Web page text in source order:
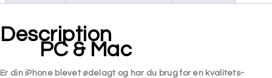
PC & Mac
Description
Er din iPhone blevet ødelagt og har du brug for en kvalitets-